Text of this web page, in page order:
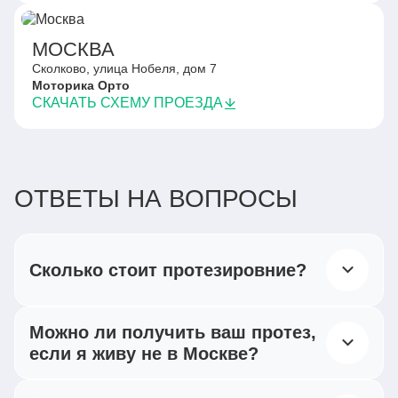
МОСКВА
Сколково, улица Нобеля, дом 7
Моторика Орто
СКАЧАТЬ СХЕМУ ПРОЕЗДА
ОТВЕТЫ НА ВОПРОСЫ
Сколько стоит протезировние?
законодательству, все категории инвалидов,
при наличии
Можно ли получить ваш протез,
если я живу не в Москве?